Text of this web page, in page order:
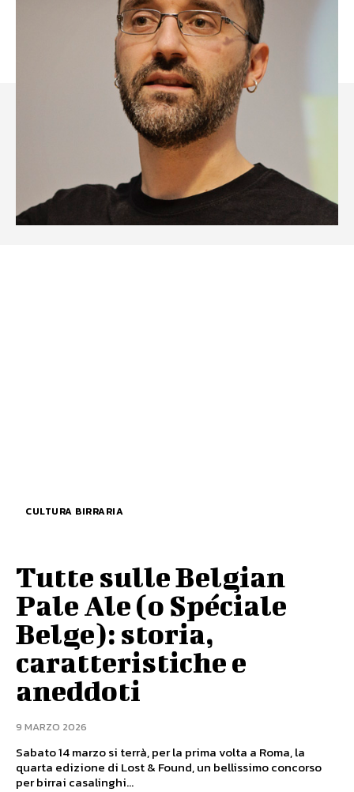
CULTURA BIRRARIA
Tutte sulle Belgian
Pale Ale (o Spéciale
Belge): storia,
caratteristiche e
aneddoti
9 MARZO 2026
Sabato 14 marzo si terrà, per la prima volta a Roma, la
quarta edizione di Lost & Found, un bellissimo concorso
per birrai casalinghi...